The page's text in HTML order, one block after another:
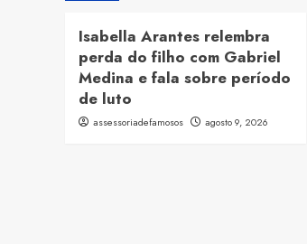
Isabella Arantes relembra
perda do filho com Gabriel
Medina e fala sobre período
de luto
assessoriadefamosos agosto 9, 2026